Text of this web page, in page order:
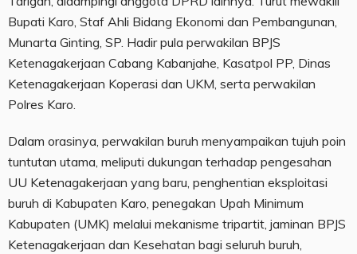
Bupati Karo, Staf Ahli Bidang Ekonomi dan Pembangunan,
Munarta Ginting, SP. Hadir pula perwakilan BPJS
Ketenagakerjaan Cabang Kabanjahe, Kasatpol PP, Dinas
Ketenagakerjaan Koperasi dan UKM, serta perwakilan
Polres Karo.
Dalam orasinya, perwakilan buruh menyampaikan tujuh poin
tuntutan utama, meliputi dukungan terhadap pengesahan
UU Ketenagakerjaan yang baru, penghentian eksploitasi
buruh di Kabupaten Karo, penegakan Upah Minimum
Kabupaten (UMK) melalui mekanisme tripartit, jaminan BPJS
Ketenagakerjaan dan Kesehatan bagi seluruh buruh,